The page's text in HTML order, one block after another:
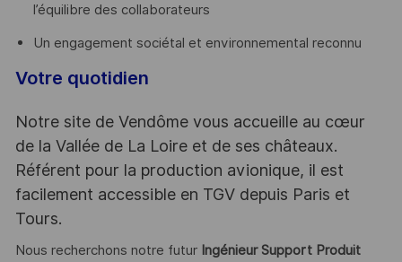
l’équilibre des collaborateurs
Un engagement sociétal et environnemental reconnu
Votre quotidien
Notre site de Vendôme vous accueille au cœur
de la Vallée de La Loire et de ses châteaux.
Référent pour la production avionique, il est
facilement accessible en TGV depuis Paris et
Tours.
Nous recherchons notre futur Ingénieur Support Produit